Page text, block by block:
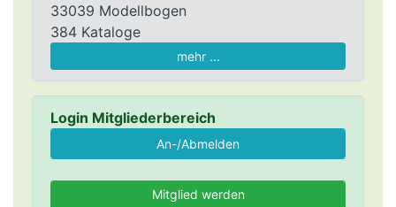
33039 Modellbogen
384 Kataloge
mehr ...
Login Mitgliederbereich
Mitglied werden